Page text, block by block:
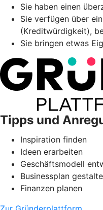
Sie haben einen
Sie verfügen über
(Kreditwürdigkeit),
Sie bringen etwas
Tipps und
Inspiration finden
Ideen erarbeiten
Geschäftsmodell
Businessplan
Finanzen planen